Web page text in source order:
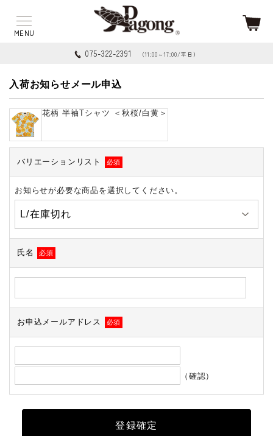
075-322-2391 （11:00～17:00/平日）
入荷お知らせメール申込
花柄 半袖Tシャツ ＜秋桜/白黄＞
バリエーションリスト 必須
お知らせが必要な商品を選択してください。
氏名 必須
お申込メールアドレス 必須
（確認）